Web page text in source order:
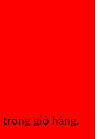
trong giỏ hàng.